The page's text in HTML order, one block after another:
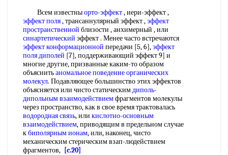
Всем известныорто-эффект, иери-эффект ,
эффект поля, трансаннулярный эффект ,эффект
пространственной близости , анхимерный , или
синартетический эффект . Менее часто встречаются
эффект конформационной передачи [5, 6],эффект
полядиполей [7], поддерживающий эффект 9] и
многие другие, призванные каким-то образом
объяснитьаномальное поведениеорганических
молекул. Подавляющее большинство этих эффектов
объясняется или чисто статическимдиполь-
дипольным взаимодействиемфрагментов молекулы
через пространство, как в свое время трактовалась
водородная связь, или кислотно-основным
взаимодействием, приводящим в предельном случае
кбиполярным ионам, или, наконец, чисто
механическим стерическим взап-людействием
фрагментов, [c.20]